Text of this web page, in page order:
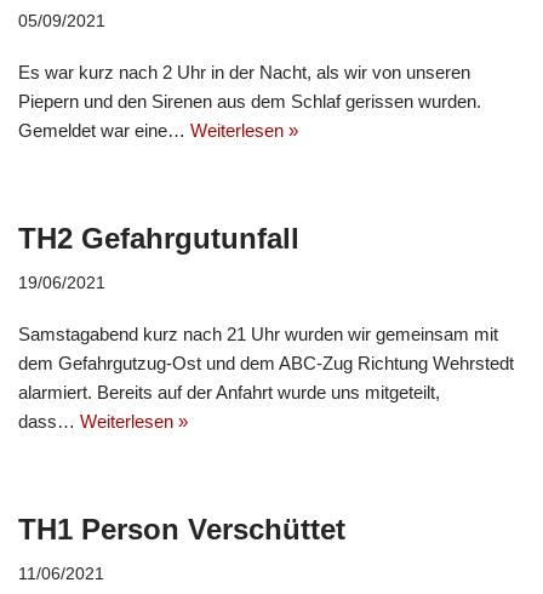
05/09/2021
Es war kurz nach 2 Uhr in der Nacht, als wir von unseren
Piepern und den Sirenen aus dem Schlaf gerissen wurden.
Gemeldet war eine… Weiterlesen »
TH2 Gefahrgutunfall
19/06/2021
Samstagabend kurz nach 21 Uhr wurden wir gemeinsam mit
dem Gefahrgutzug-Ost und dem ABC-Zug Richtung Wehrstedt
alarmiert. Bereits auf der Anfahrt wurde uns mitgeteilt,
dass… Weiterlesen »
TH1 Person Verschüttet
11/06/2021